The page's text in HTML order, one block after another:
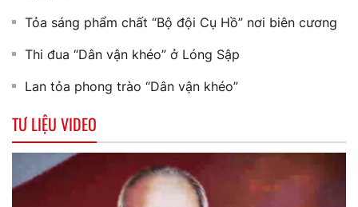
Tỏa sáng phẩm chất “Bộ đội Cụ Hồ” nơi biên cương
Thi đua “Dân vận khéo” ở Lóng Sập
Lan tỏa phong trào “Dân vận khéo”
TƯ LIỆU VIDEO